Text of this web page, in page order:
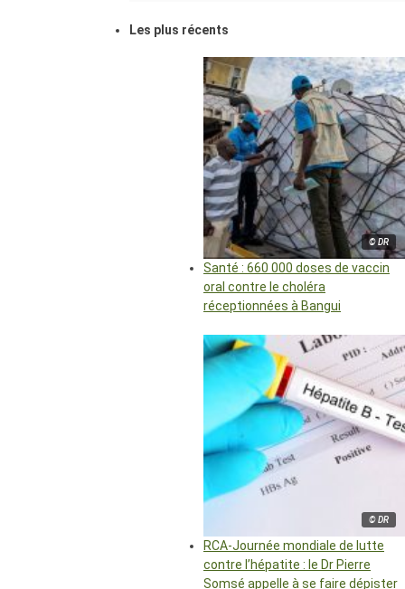
Les plus récents
© DR
Santé : 660 000 doses de vaccin
oral contre le choléra
réceptionnées à Bangui
© DR
RCA-Journée mondiale de lutte
contre l’hépatite : le Dr Pierre
Somsé appelle à se faire dépister